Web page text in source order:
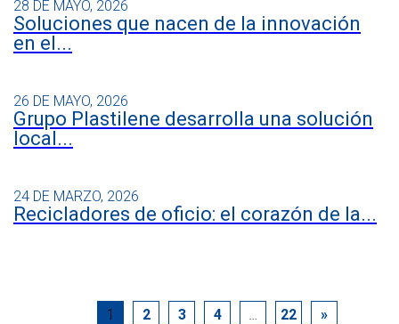
28 DE MAYO, 2026
Soluciones que nacen de la innovación
en el...
26 DE MAYO, 2026
Grupo Plastilene desarrolla una solución
local...
24 DE MARZO, 2026
Recicladores de oficio: el corazón de la...
1 2 3 4 … 22 »